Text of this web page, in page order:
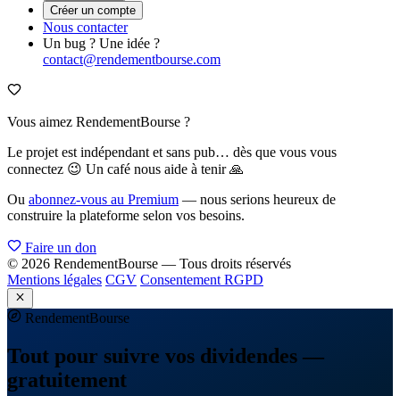
Créer un compte
Nous contacter
Un bug ? Une idée ?
contact@rendementbourse.com
Vous aimez RendementBourse ?
Le projet est indépendant et sans pub… dès que vous vous
connectez 😉 Un café nous aide à tenir 🙏
Ou abonnez-vous au Premium — nous serions heureux de
construire la plateforme selon vos besoins.
Faire un don
© 2026 RendementBourse — Tous droits réservés
Mentions légales CGV Consentement RGPD
RendementBourse
Tout pour suivre vos dividendes —
gratuitement